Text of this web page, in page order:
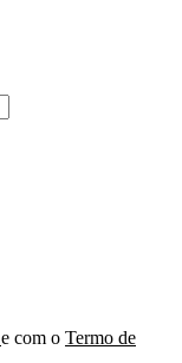
e com o Termo de